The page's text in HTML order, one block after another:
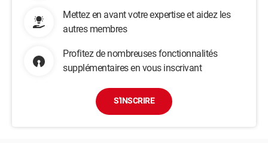
Mettez en avant votre expertise et aidez les
autres membres
Profitez de nombreuses fonctionnalités
supplémentaires en vous inscrivant
S'INSCRIRE